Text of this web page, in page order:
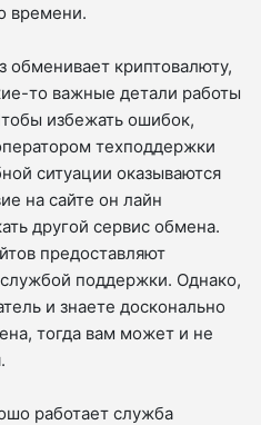
времени.
криптовалюту,
то важные детали работы
избежать ошибок,
техподдержки
ситуации оказываются
на сайте он лайн
другой сервис обмена.
предоставляют
поддержки. Однако,
и знаете досконально
тогда вам может и не
работает служба